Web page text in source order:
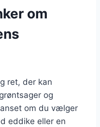
om
ret, der kan
og
om du vælger
eddike eller en